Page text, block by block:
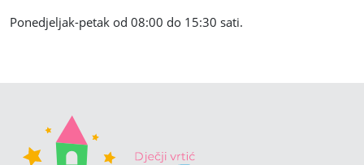
Ponedjeljak-petak od 08:00 do 15:30 sati.